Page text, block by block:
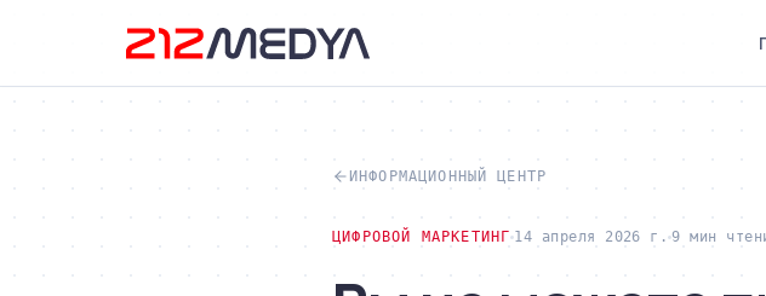
ИНФОРМАЦИОННЫЙ ЦЕНТР
ЦИФРОВОЙ МАРКЕТИНГ 14 апреля 2026 г. 9 мин